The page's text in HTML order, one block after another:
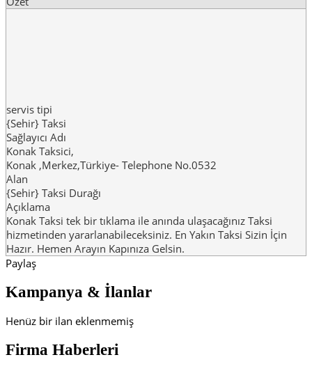
servis tipi
{Sehir} Taksi
Sağlayıcı Adı
Konak Taksici,
Konak ,Merkez,Türkiye- Telephone No.0532
Alan
{Sehir} Taksi Durağı
Açıklama
Konak Taksi tek bir tıklama ile anında ulaşacağınız Taksi
hizmetinden yararlanabileceksiniz. En Yakın Taksi Sizin İçin
Hazır. Hemen Arayın Kapınıza Gelsin.
Paylaş
Kampanya & İlanlar
Henüz bir ilan eklenmemiş
Firma Haberleri